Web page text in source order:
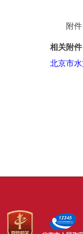
附件：
相关附件
北京市